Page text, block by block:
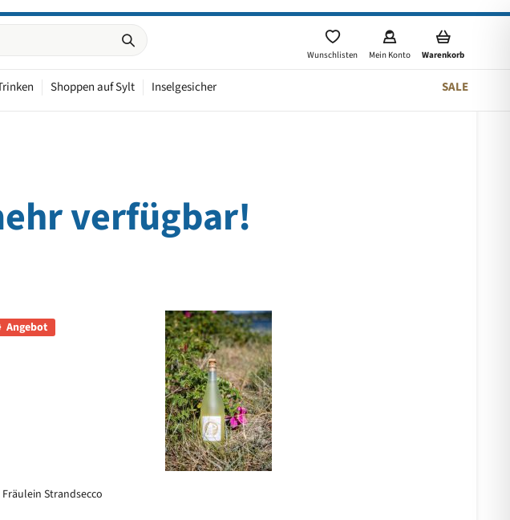
Wunschlisten Mein Konto Warenkorb
Shoppen auf Sylt Inselgesicher SALE
verfügbar!
Angebot
Strandsecco